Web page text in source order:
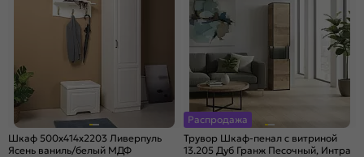
Шкаф 500x414x2203 Ливерпуль
Ясень ваниль/белый МДФ
Распродажа
Трувор Шкаф-пенал с витриной
13.205 Дуб Гранж Песочный, Интра